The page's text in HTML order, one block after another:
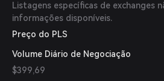
Listagens específicas de exchanges
informações disponíveis.
Preço do PLS
Volume Diário de Negociação
$399,69